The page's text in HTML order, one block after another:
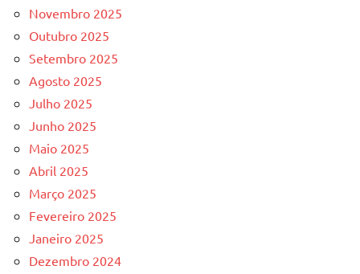
Novembro 2025
Outubro 2025
Setembro 2025
Agosto 2025
Julho 2025
Junho 2025
Maio 2025
Abril 2025
Março 2025
Fevereiro 2025
Janeiro 2025
Dezembro 2024